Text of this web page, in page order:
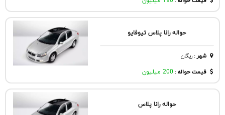
حواله رانا پلاس تیوفایو
شهر:ريگان
قیمت حواله : 200 میلیون
حواله رانا پلاس